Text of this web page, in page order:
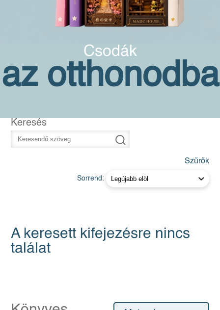
Csodák
az otthonodba
Keresés
Szűrők
Sorrend:
A keresett kifejezésre nincs
találat